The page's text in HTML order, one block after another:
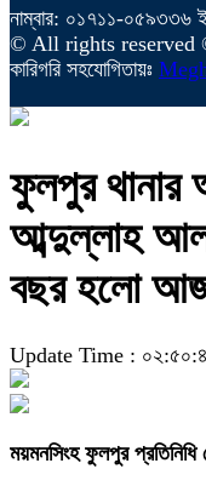
নাম্বার: ০১৭১১-
© All rights reserved
কারিগরি সহযোগিতায়ঃ
ফুলপুর থানার
আব্দুল্লাহ
বছর হলো
Update Time : ০২:৫০:৪৭
ময়মনসিংহ ফুলপুর